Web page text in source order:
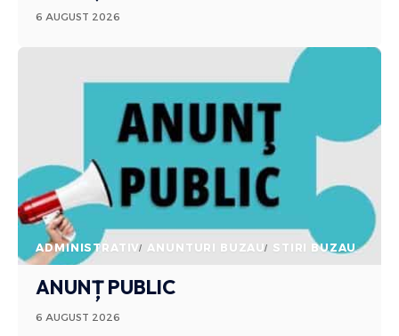
6 AUGUST 2026
ADMINISTRATIV ANUNTURI BUZAU STIRI BUZAU
ANUNȚ PUBLIC
6 AUGUST 2026